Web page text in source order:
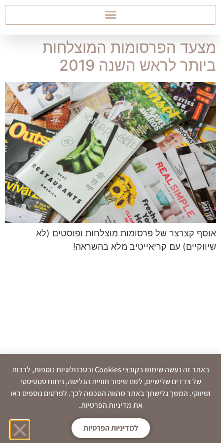
מצעד הפרסומות המוצלחות
ביותר לראש השנה 2019
אוסף קצרצר של פרסומות מוצלחות ופוסטים (לא
שיווקיים) עם קריאייטיב מלא בהשראה!
באתר זה נעשה שימוש בקובצי Cookies ובטכנולוגיות נוספות, לרבות
של צדדים שלישיים, לשם שיפור חוויית הגלישה, ניתוח סטטיסטי
ושיווקי. המשך גלישתך באתר מהווה הסכמה לכך. לפרטים נוספים ראו
את מדיניות הפרטיות.
למדיניות הפרטיות